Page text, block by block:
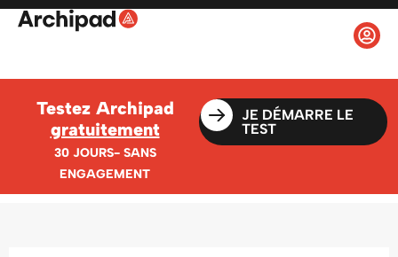
Testez Archipad
gratuitement
30 JOURS- SANS
ENGAGEMENT
JE DÉMARRE LE
TEST